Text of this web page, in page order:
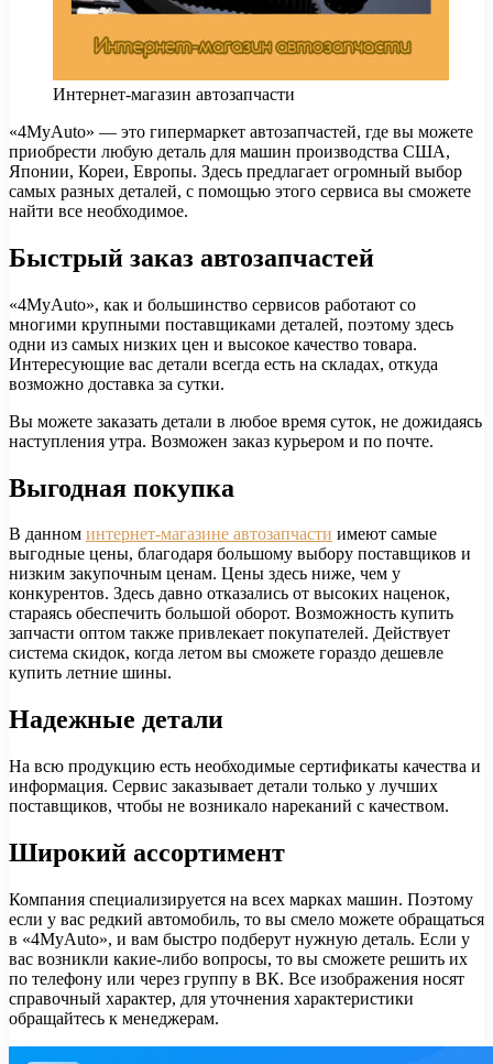
Интернет-магазин автозапчасти
«4MyAuto» — это гипермаркет автозапчастей, где вы можете
приобрести любую деталь для машин производства США,
Японии, Кореи, Европы. Здесь предлагает огромный выбор
самых разных деталей, с помощью этого сервиса вы сможете
найти все необходимое.
Быстрый заказ автозапчастей
«4MyAuto», как и большинство сервисов работают со
многими крупными поставщиками деталей, поэтому здесь
одни из самых низких цен и высокое качество товара.
Интересующие вас детали всегда есть на складах, откуда
возможно доставка за сутки.
Вы можете заказать детали в любое время суток, не дожидаясь
наступления утра. Возможен заказ курьером и по почте.
Выгодная покупка
В данном интернет-магазине автозапчасти имеют самые
выгодные цены, благодаря большому выбору поставщиков и
низким закупочным ценам. Цены здесь ниже, чем у
конкурентов. Здесь давно отказались от высоких наценок,
стараясь обеспечить большой оборот. Возможность купить
запчасти оптом также привлекает покупателей. Действует
система скидок, когда летом вы сможете гораздо дешевле
купить летние шины.
Надежные детали
На всю продукцию есть необходимые сертификаты качества и
информация. Сервис заказывает детали только у лучших
поставщиков, чтобы не возникало нареканий с качеством.
Широкий ассортимент
Компания специализируется на всех марках машин. Поэтому
если у вас редкий автомобиль, то вы смело можете обращаться
в «4MyAuto», и вам быстро подберут нужную деталь. Если у
вас возникли какие-либо вопросы, то вы сможете решить их
по телефону или через группу в ВК. Все изображения носят
справочный характер, для уточнения характеристики
обращайтесь к менеджерам.